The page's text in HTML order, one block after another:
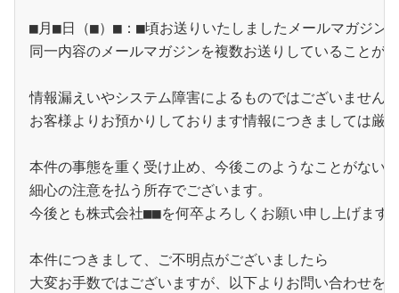
■月■日（■）■：■頃お送りいたしましたメールマガジン
同一内容のメールマガジンを複数お送りしていることが
情報漏えいやシステム障害によるものではございません。
お客様よりお預かりしております情報につきましては厳
本件の事態を重く受け止め、今後このようなことがない
細心の注意を払う所存でございます。
今後とも株式会社■■を何卒よろしくお願い申し上げます
本件につきまして、ご不明点がございましたら
大変お手数ではございますが、以下よりお問い合わせを